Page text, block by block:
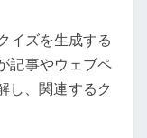
イズを生成する
記事やウェブペ
し、関連するク